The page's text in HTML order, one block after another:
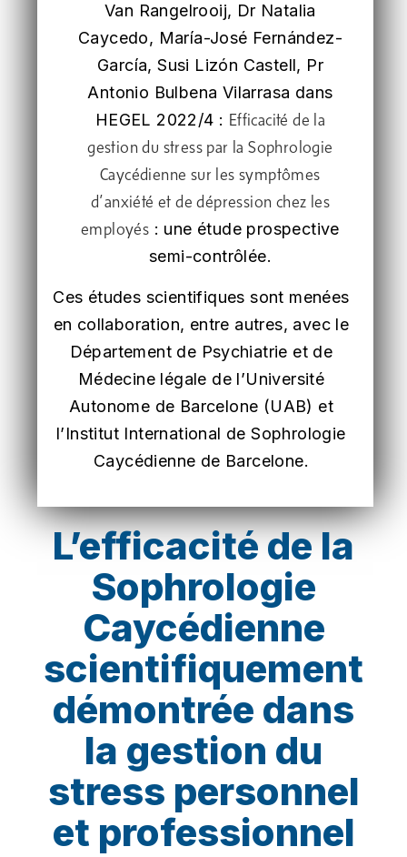
Van Rangelrooij, Dr Natalia
Caycedo, María-José Fernández-
García, Susi Lizón Castell, Pr
Antonio Bulbena Vilarrasa dans
HEGEL 2022/4 : Efficacité de la
gestion du stress par la Sophrologie
Caycédienne sur les symptômes
d’anxiété et de dépression chez les
employés : une étude prospective
semi-contrôlée.
Ces études scientifiques sont menées
en collaboration, entre autres, avec le
Département de Psychiatrie et de
Médecine légale de l’Université
Autonome de Barcelone (UAB) et
l’Institut International de Sophrologie
Caycédienne de Barcelone.
L’efficacité de la
Sophrologie
Caycédienne
scientifiquement
démontrée dans
la gestion du
stress personnel
et professionnel